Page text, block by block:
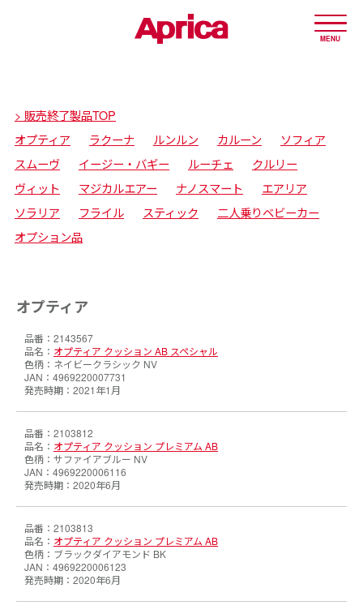
MENU
> 販売終了製品TOP
オプティア
ラクーナ ルンルン カルーン
ソフィア
スムーヴ
イージー・バギー ルーチェ
クルリー
ヴィット
マジカルエアー ナノスマート
エアリア
ソラリア
フライル スティック
二人乗りベビーカー
オプション品
オプティア
2143567
オプティア クッション AB スペシャル
ネイビークラシック NV
4969220007731
2021年1月
2103812
オプティア クッション プレミアム AB
サファイアブルー NV
4969220006116
2020年6月
2103813
オプティア クッション プレミアム AB
ブラックダイアモンド BK
4969220006123
2020年6月